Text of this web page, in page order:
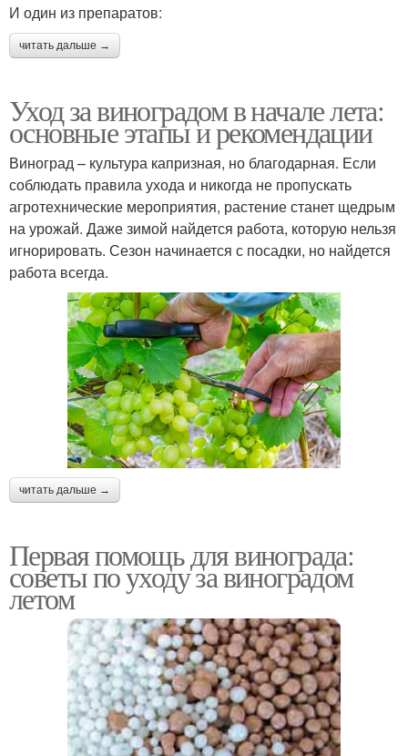
И один из препаратов:
читать дальше →
Уход за виноградом в начале лета:
основные этапы и рекомендации
Виноград – культура капризная, но благодарная. Если
соблюдать правила ухода и никогда не пропускать
агротехнические мероприятия, растение станет щедрым
на урожай. Даже зимой найдется работа, которую нельзя
игнорировать. Сезон начинается с посадки, но найдется
работа всегда.
читать дальше →
Первая помощь для винограда:
советы по уходу за виноградом
летом